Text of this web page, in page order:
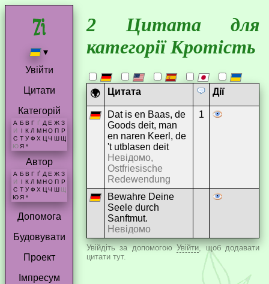
▾
Увійти
Цитати
Категорій
А Б В Г Ґ Д Е Ж З
И
І К Л М Н О П Р
С Т У Ф Х Ц Ч Ш Щ
Ю Я *
Автор
А Б В Г Ґ Д Е Ж З
И
К Л М Н О П Р
С Т У Ф Х Ц Ч Ш Щ
Ю Я *
Допомога
Будовувати
Проект
Імпресум
2 Цитата для
категорії Кротість
🌍 Цитата Дії
Dat is en Baas, de
Goods deit, man
en naren Keerl, de
't utblasen deit
Невідомо,
Ostfriesische
Redewendung
1
Bewahre Deine
Seele durch
Sanftmut.
Невідомо
Увійдіть за допомогоюУвійти, щоб додавати
цитати тут.